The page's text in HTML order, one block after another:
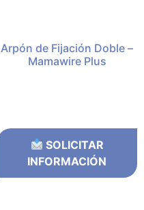
Arpón de Fijación Doble –
Mamawire Plus
SOLICITAR
INFORMACIÓN